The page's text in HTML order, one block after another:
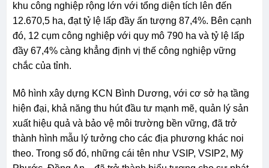
khu công nghiệp rộng lớn với tổng diện tích lên đến
12.670,5 ha, đạt tỷ lệ lấp đầy ấn tượng 87,4%. Bên cạnh
đó, 12 cụm công nghiệp với quy mô 790 ha và tỷ lệ lấp
đầy 67,4% càng khẳng định vị thế công nghiệp vững
chắc của tỉnh.
Mô hình xây dựng KCN Bình Dương, với cơ sở hạ tầng
hiện đại, khả năng thu hút đầu tư mạnh mẽ, quản lý sản
xuất hiệu quả và bảo vệ môi trường bền vững, đã trở
thành hình mẫu lý tưởng cho các địa phương khác noi
theo. Trong số đó, những cái tên như VSIP, VSIP2, Mỹ